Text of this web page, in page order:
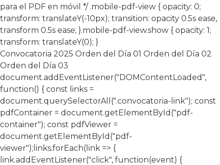
para el PDF en móvil */ .mobile-pdf-view { opacity: 0;
transform: translateY(-10px); transition: opacity 0.5s ease,
transform 0.5s ease; }.mobile-pdf-view.show { opacity: 1;
transform: translateY(0); }
Convocatoria 2025 Orden del Día 01 Orden del Día 02
Orden del Día 03
document.addEventListener("DOMContentLoaded",
function() { const links =
document.querySelectorAll(".convocatoria-link"); const
pdfContainer = document.getElementById("pdf-
container"); const pdfViewer =
document.getElementById("pdf-
viewer");links.forEach(link => {
link.addEventListener("click", function(event) {